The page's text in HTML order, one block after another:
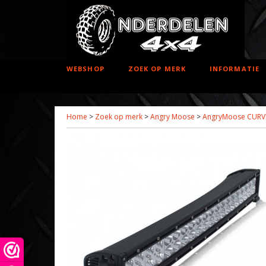
WEBSHOP ZOEK OP MERK INFORMATIE
Home > Zoek op merk >Angry Moose >AngryMoose